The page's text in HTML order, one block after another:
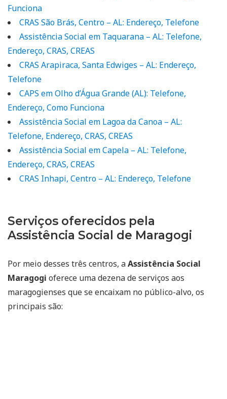
Funciona
CRAS São Brás, Centro – AL: Endereço, Telefone
Assistência Social em Taquarana – AL: Telefone,
Endereço, CRAS, CREAS
CRAS Arapiraca, Santa Edwiges – AL: Endereço,
Telefone
CAPS em Olho d’Água Grande (AL): Telefone,
Endereço, Como Funciona
Assistência Social em Lagoa da Canoa – AL:
Telefone, Endereço, CRAS, CREAS
Assistência Social em Capela – AL: Telefone,
Endereço, CRAS, CREAS
CRAS Inhapi, Centro – AL: Endereço, Telefone
Serviços oferecidos pela
Assistência Social de Maragogi
Por meio desses três centros, aAssistência Social
Maragogi oferece uma dezena de serviços aos
maragogienses que se encaixam no público-alvo, os
principais são: